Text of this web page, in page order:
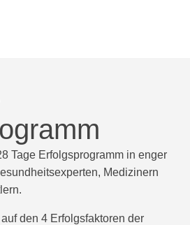
Tage Erfolgsprogramm in enger
Medizinern
den 4 Erfolgsfaktoren der